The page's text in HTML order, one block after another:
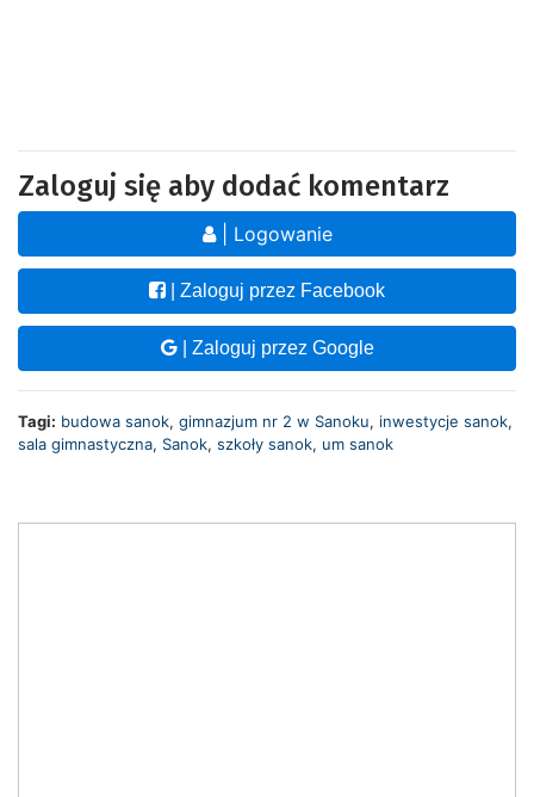
Zaloguj się aby dodać komentarz
| Logowanie
| Zaloguj przez Facebook
| Zaloguj przez Google
Tagi: budowa sanok, gimnazjum nr 2 w Sanoku, inwestycje sanok,
sala gimnastyczna, Sanok, szkoły sanok, um sanok